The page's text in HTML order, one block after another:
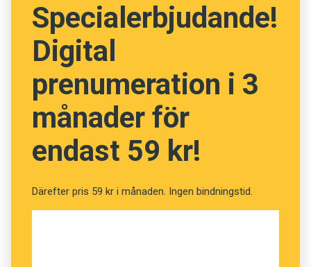
NÄSTA FRÅGA
Specialerbjudande!
Digital
prenumeration i 3
månader för
endast 59 kr!
Därefter pris 59 kr i månaden. Ingen bindningstid.